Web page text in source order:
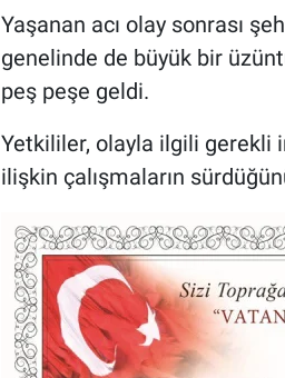
Yaşanan acı olay sonrası
genelinde de büyük bir
peş peşe geldi.
Yetkililer, olayla ilgili gerekli
ilişkin çalışmaların